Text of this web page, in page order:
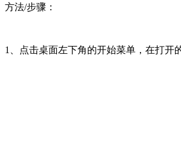
方法/步骤：
1、点击桌面左下角的开始菜单，在打开